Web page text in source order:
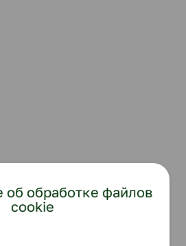
об обработке файлов
cookie